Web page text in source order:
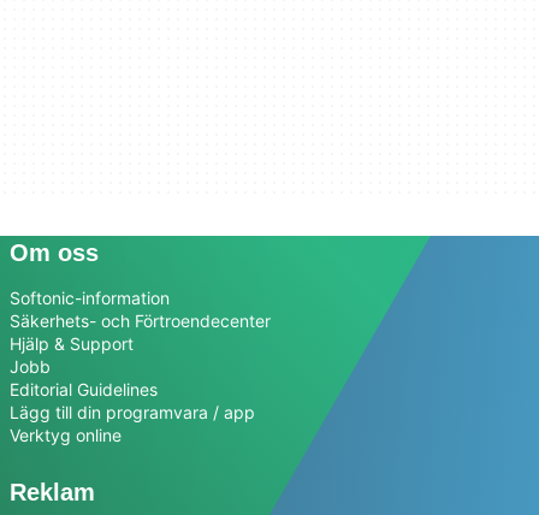
Om oss
Softonic-information
Säkerhets- och Förtroendecenter
Hjälp & Support
Jobb
Editorial Guidelines
Lägg till din programvara / app
Verktyg online
Reklam